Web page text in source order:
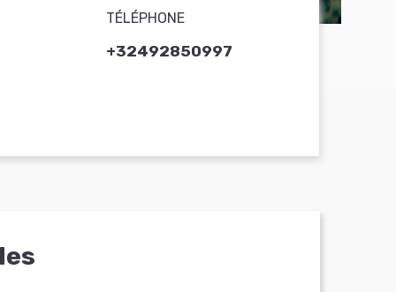
TÉLÉPHONE
+32492850997